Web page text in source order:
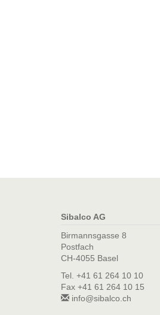
Sibalco AG
Birmannsgasse 8
Postfach
CH-4055 Basel
Tel. +41 61 264 10 10
Fax +41 61 264 10 15
info@sibalco.ch